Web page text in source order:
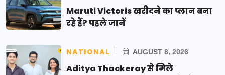
Maruti Victoris खरीदने का प्लान बना
रहे हैं? पहले जानें
NATIONAL AUGUST 8, 2026
Aditya Thackeray से मिले